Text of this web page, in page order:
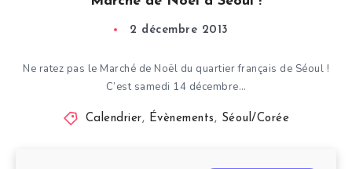
2 décembre 2013
Ne ratez pas le Marché de Noël du quartier français de Séoul !
C’est samedi 14 décembre…
Calendrier, Évènements, Séoul/Corée